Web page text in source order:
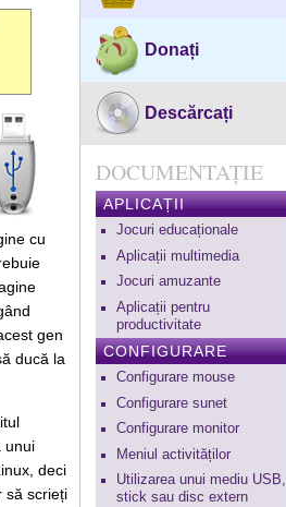
cu
gen
ducă la
unui
deci
să scrieți
Donați
Descărcați
DOCUMENTAȚIE
APLICAȚII
Jocuri educaționale
Aplicații multimedia
Jocuri amuzante
Aplicații pentru
productivitate
CONFIGURARE
Configurare mouse
Configurare sunet
Configurare monitor
Meniul activităților
Utilizarea unui mediu USB,
stick sau disc extern